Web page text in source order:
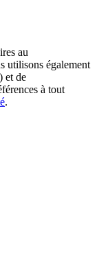
au
utilisons également
et de
à tout
.